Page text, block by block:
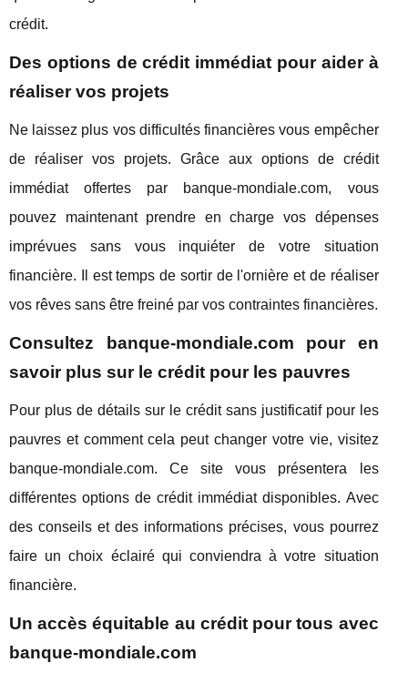
crédit.
Des options de crédit immédiat pour aider à
réaliser vos projets
Ne laissez plus vos difficultés financières vous empêcher
de réaliser vos projets. Grâce aux options de crédit
immédiat offertes par banque-mondiale.com, vous
pouvez maintenant prendre en charge vos dépenses
imprévues sans vous inquiéter de votre situation
financière. Il est temps de sortir de l'ornière et de réaliser
vos rêves sans être freiné par vos contraintes financières.
Consultez banque-mondiale.com pour en
savoir plus sur le crédit pour les pauvres
Pour plus de détails sur le crédit sans justificatif pour les
pauvres et comment cela peut changer votre vie, visitez
banque-mondiale.com. Ce site vous présentera les
différentes options de crédit immédiat disponibles. Avec
des conseils et des informations précises, vous pourrez
faire un choix éclairé qui conviendra à votre situation
financière.
Un accès équitable au crédit pour tous avec
banque-mondiale.com